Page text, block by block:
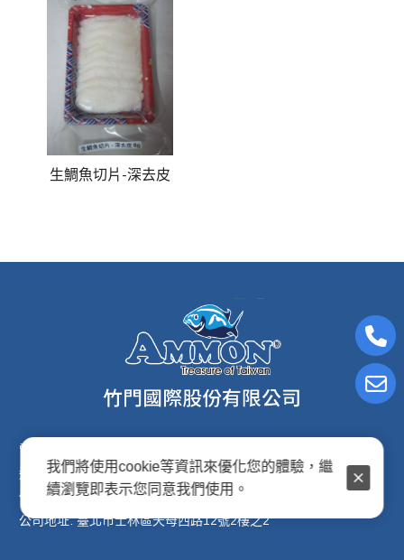
生鯛魚切片-深去皮
電子信箱:ammon8@ms22.hinet.net
連絡電話: (02)2876-2691
傳真專線: (02)2876-2692
公司地址: 臺北市士林區天母西路12號2樓之2
我們將使用cookie等資訊來優化您的體驗，繼
續瀏覽即表示您同意我們使用。